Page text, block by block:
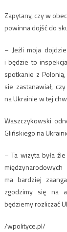
Zapytany, czy w
powinna dojść do
– Jeżli moja
i będzie to
spotkanie z
sie zastanawiał,
na Ukrainie w tej
Waszczykowski
Glińskiego na
– Ta wizyta była
ma bardziej
zgodzimy się na
będziemy rozliczać
/wpolityce.pl/